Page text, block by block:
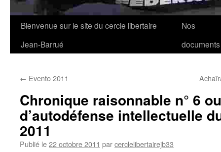
Aller
Bienvenue sur le site du cercle libertaire
Jean-Barrué
Nos
documents
← Evento 2011
Chronique raisonnable n° 6
d’autodéfense intellectuelle
2011
Publié le22 octobre 2011 parcerclelibertairejb33